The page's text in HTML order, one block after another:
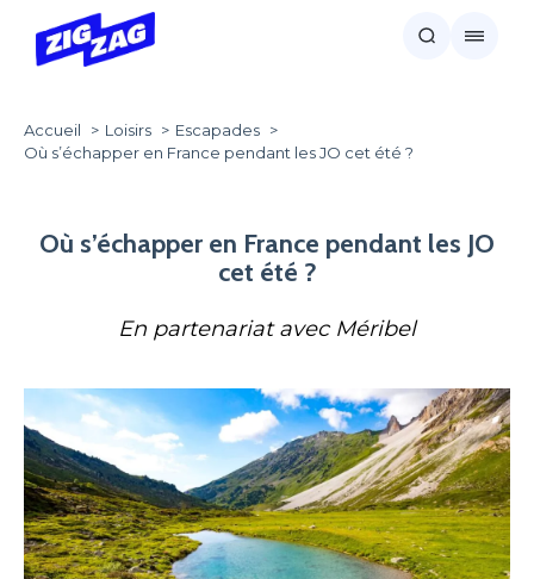
Accueil Loisirs
Escapades
Où s’échapper en France pendant les JO cet été ?
Où s’échapper en France pendant les JO
cet été ?
En partenariat avec Méribel